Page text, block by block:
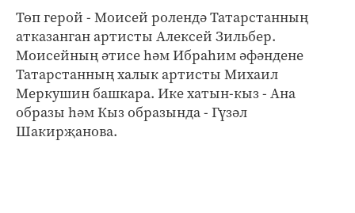
Төп герой - Моисей ролендә Татарстанның
атказанган артисты Алексей Зильбер.
Моисейның әтисе һәм Ибраһим әфәндене
Татарстанның халык артисты Михаил
Меркушин башкара. Ике хатын-кыз - Ана
образы һәм Кыз образында - Гүзәл
Шакирҗанова.